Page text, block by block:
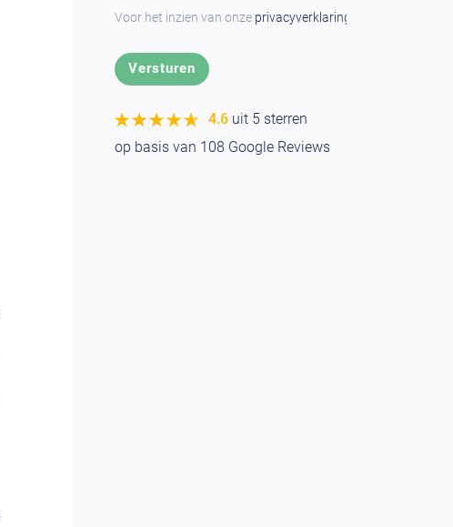
Voor het inzien van onze privacyverklaring
★★★★★
★★★★★ 4.6 uit 5 sterren
op basis van 108 Google Reviews